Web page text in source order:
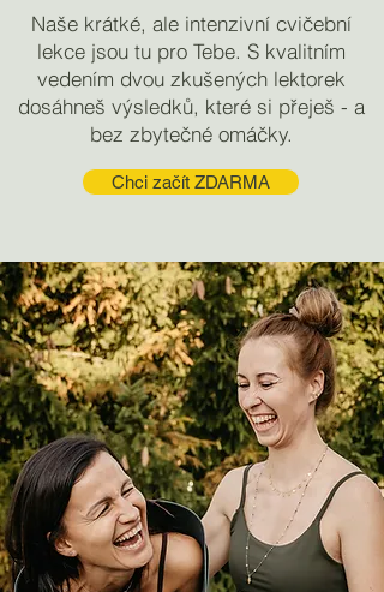
Naše krátké, ale intenzivní cvičební
lekce jsou tu pro Tebe. S kvalitním
vedením dvou zkušených lektorek
dosáhneš výsledků, které si přeješ - a
bez zbytečné omáčky.
Chci začít ZDARMA